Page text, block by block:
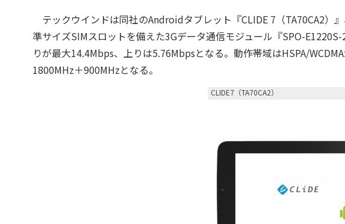
テックウインドは同社のAndroidタブレット『CLIDE 7（TA70CA2）
準サイズSIMスロットを備えた3Gデータ通信モジュール『SPO-
りが最大14.4Mbps、上りは5.76Mbpsとなる。動作帯域はHSPA/
1800MHz＋900MHzとなる。
CLIDE7（TA70CA2）